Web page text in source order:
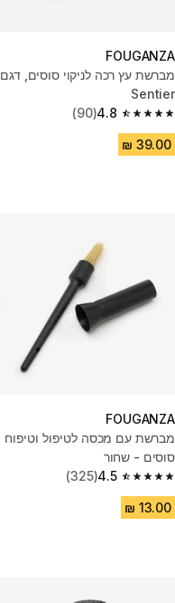
FOUGANZA
מברשת עץ רכה לניקוי סוסים, דגם
Sentier
4.8
4.8 out of 5 stars from 90 reviews
(90)
FOUGANZA
מברשת עם מכסה לטיפול וטיפוח
סוסים - שחור
4.5
4.5 out of 5 stars from 325 reviews
(325)